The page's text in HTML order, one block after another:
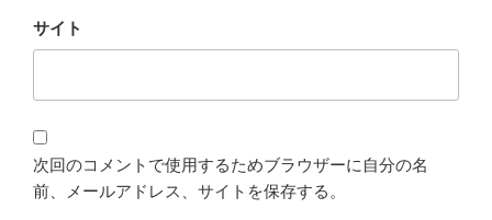
サイト
次回のコメントで使用するためブラウザーに自分の名
前、メールアドレス、サイトを保存する。